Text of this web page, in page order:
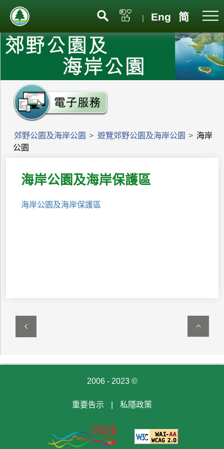
| Eng 简
郊野公園及海岸公園 > 遊覽郊野公園及海岸公園 > 海岸
公園
海岸公園及海岸保護區
海岸公園及海岸保護區
2006 - 2023 ©
重要告示 私隱政策